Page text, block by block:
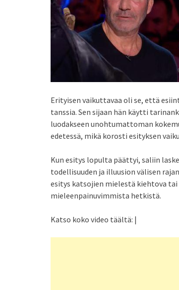
Erityisen vaikuttavaa oli se, että
tanssia. Sen sijaan hän käytti
luodakseen unohtumattoman
edetessä, mikä korosti esityksen
Kun esitys lopulta päättyi, saliin
todellisuuden ja illuusion välisen
esitys katsojien mielestä kiehtova
mieleenpainuvimmista hetkistä.
Katso koko video täältä: |